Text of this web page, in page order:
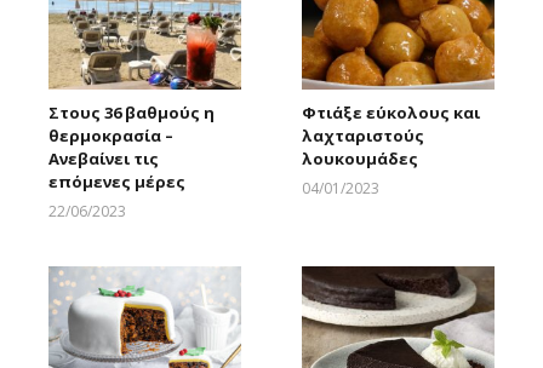
Στους 36 βαθμούς η
θερμοκρασία –
Ανεβαίνει τις
επόμενες μέρες
22/06/2023
Φτιάξε εύκολους και
λαχταριστούς
λουκουμάδες
04/01/2023